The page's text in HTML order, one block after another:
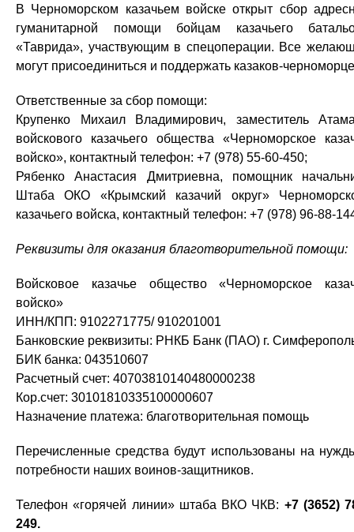
В Черноморском казачьем войске открыт сбор
гуманитарной помощи бойцам казачьего
«Таврида», участвующим в спецоперации. Все
могут присоединиться и поддержать казаков-
Ответственные за сбор помощи:
Крупенко Михаил Владимирович, заместитель
войскового казачьего общества «Черноморское
войско», контактный телефон: +7 (978) 55-60-450;
Рябенко Анастасия Дмитриевна, помощник
Штаба ОКО «Крымский казачий округ»
казачьего войска, контактный телефон: +7 (978) 96-88-
Реквизиты для оказания благотворительной помощи:
Войсковое казачье общество «Черноморское
войско»
ИНН/КПП: 9102271775/ 910201001
Банковские реквизиты: РНКБ Банк (ПАО) г.
БИК банка: 043510607
Расчетный счет: 40703810140480000238
Кор.счет: 30101810335100000607
Назначение платежа: благотворительная помощь
Перечисленные средства будут использованы на
потребности наших воинов-защитников.
Телефон «горячей линии» штаба ВКО ЧКВ: +7 (3652)
249.